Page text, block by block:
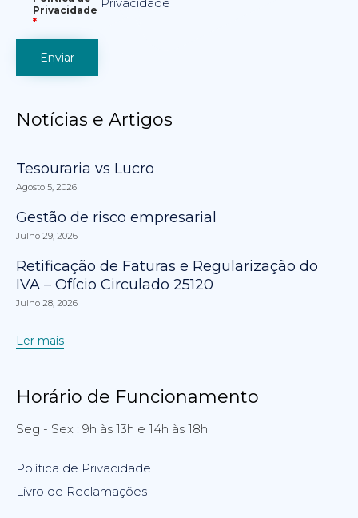
Privacidade
*
Privacidade
Notícias e Artigos
Tesouraria vs Lucro
Agosto 5, 2026
Gestão de risco empresarial
Julho 29, 2026
Retificação de Faturas e Regularização do
IVA – Ofício Circulado 25120
Julho 28, 2026
Ler mais
Horário de Funcionamento
Seg - Sex : 9h às 13h e 14h às 18h
Política de Privacidade
Livro de Reclamações